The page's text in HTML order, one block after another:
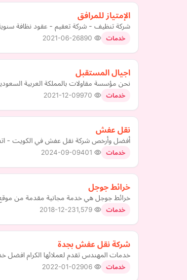
الإمتياز للمرافق
شركة تنظيف - شركة تعقيم - عقود نظافة
خدمات 2021-06-26
اجيال المستقبل
نحن مؤسسة مقاولات بالمملكة العربية
خدمات 2021-12-09
نقل عفش
أفضل وأرخص شركة نقل عفش في الكويت - اتصل بنا على 99003751
خدمات 2024-09-09
خرائط جوجل
خرائط جوجل هي خدمة مجانية مقدمة من موقع
خدمات 2018-12-23
شركة نقل عفش بجدة
خدمات المهندس تقدم لعملائها الكرام افضل
خدمات 2022-01-02